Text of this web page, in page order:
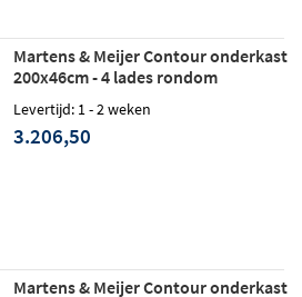
Martens & Meijer Contour onderkast
200x46cm - 4 lades rondom
Levertijd: 1 - 2 weken
3.206,50
Martens & Meijer Contour onderkast